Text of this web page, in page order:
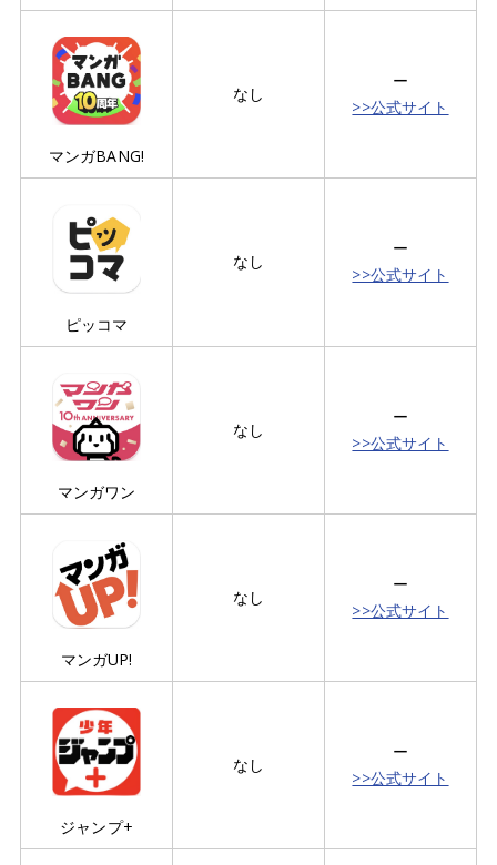
マンガBANG!
なし
ー
>>公式サイト
ピッコマ
なし
ー
>>公式サイト
マンガワン
なし
ー
>>公式サイト
マンガUP!
なし
ー
>>公式サイト
ジャンプ+
なし
ー
>>公式サイト